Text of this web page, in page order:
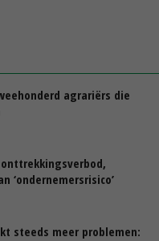
agrariërs die
‘ondernemersrisico’
steeds meer problemen: